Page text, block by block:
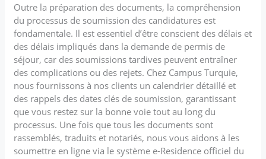
Outre la préparation des documents, la compréhension
du processus de soumission des candidatures est
fondamentale. Il est essentiel d’être conscient des délais et
des délais impliqués dans la demande de permis de
séjour, car des soumissions tardives peuvent entraîner
des complications ou des rejets. Chez Campus Turquie,
nous fournissons à nos clients un calendrier détaillé et
des rappels des dates clés de soumission, garantissant
que vous restez sur la bonne voie tout au long du
processus. Une fois que tous les documents sont
rassemblés, traduits et notariés, nous vous aidons à les
soumettre en ligne via le système e-Residence officiel du